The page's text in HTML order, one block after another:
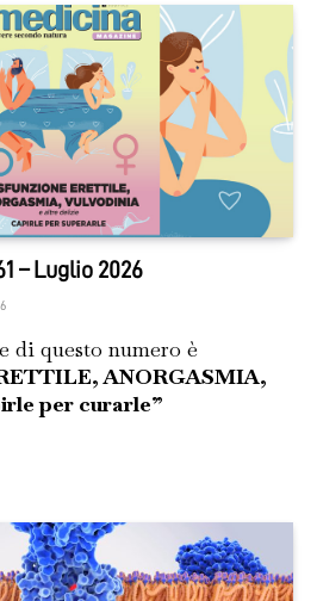
– Luglio 2026
di questo numero è
ANORGASMIA,
per curarle”